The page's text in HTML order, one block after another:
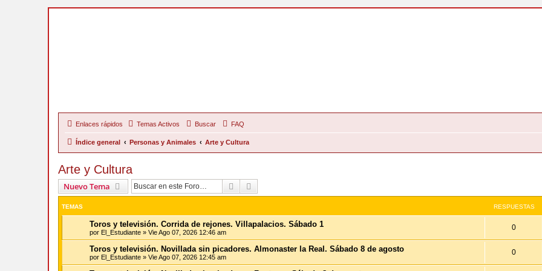
Enlaces rápidos Temas Activos Buscar FAQ
Índice general Personas y Animales Arte y Cultura
Arte y Cultura
Nuevo Tema Buscar
TEMAS RESPUESTAS
Toros y televisión. Corrida de rejones. Villapalacios. Sábado 1
por El_Estudiante » Vie Ago 07, 2026 12:46 am
0
Toros y televisión. Novillada sin picadores. Almonaster la Real. Sábado 8 de agosto
por El_Estudiante » Vie Ago 07, 2026 12:45 am
0